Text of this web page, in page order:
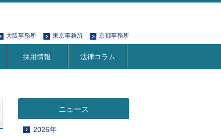
大阪事務所 東京事務所 京都事務所
採用情報 法律コラム
ニュース
2026年